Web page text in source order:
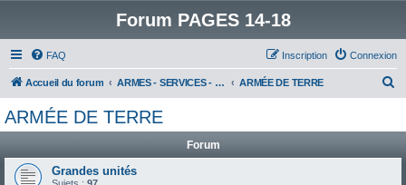
Forum PAGES 14-18
FAQ Connexion
Inscription
Accueil du forum ARMES - SERVICES - UNITES : historiques & discussions ARMÉE DE TERRE
ARMÉE DE TERRE
Forum
Grandes unités